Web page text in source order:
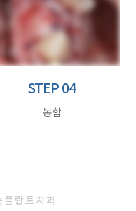
STEP 04
봉합
란트치과